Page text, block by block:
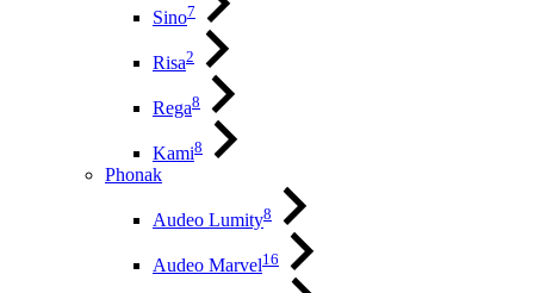
Sino7
Risa2
Rega8
Kami8
Phonak
Audeo Lumity8
Audeo Marvel16